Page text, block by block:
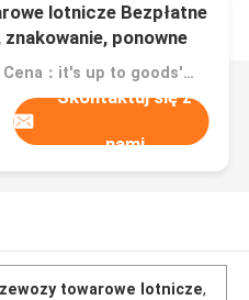
lotnicze Bezpłatne
ponowne
Cena：it's up to goods' weight
Skontaktuj się z
nami
towarowe lotnicze,